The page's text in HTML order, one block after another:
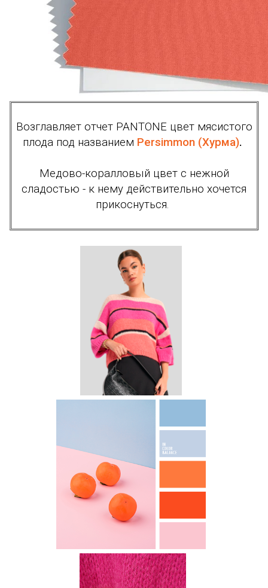
Возглавляет отчет PANTONE цвет мясистого
плода под названием Persimmon (Хурма).
Медово-коралловый цвет с нежной
сладостью - к нему действительно хочется
прикоснуться.